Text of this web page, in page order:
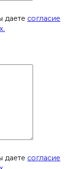
даете согласие
даете согласие